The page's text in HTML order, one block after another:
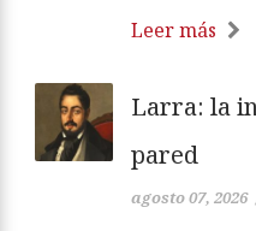
Leer más
Larra: la
pared
agosto 07, 2026